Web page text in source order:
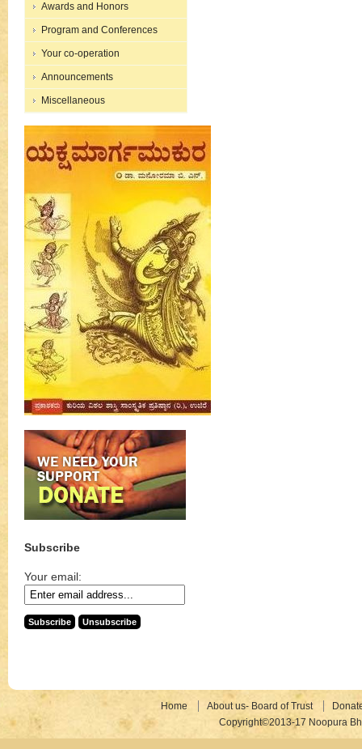
Awards and Honors
Program and Conferences
Your co-operation
Announcements
Miscellaneous
Subscribe
Your email:
Home About us- Board of Trust
Copyright©2013-17 Noopura